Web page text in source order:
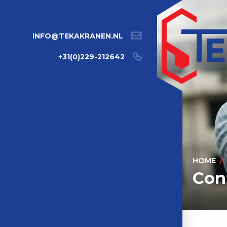
INFO@TEKAKRANEN.NL
+31(0)229-212642
HOME